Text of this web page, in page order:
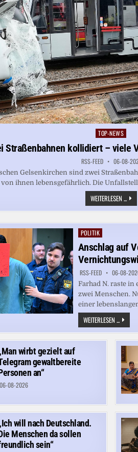
Posted
TOP-NEWS
Straßenbahnen kollidiert – viele
RSS-FEED 06-08-
Gelsenkirchen sind zwei
ihnen lebensgefährlich. Die
WEITERLESEN ... ZWEI
IELE
Posted
in
POLITIK
Anschlag auf
RSS-FEED 06-08-
Farhad N. raste
zwei Menschen.
einer
WEITERLESEN ...
AUF
VERDI-
DEMO:
„EIN
wirbt gezielt auf
gewaltbereite
an“
06-08-2026
will nach Deutschland.
Menschen da sollen
sein“